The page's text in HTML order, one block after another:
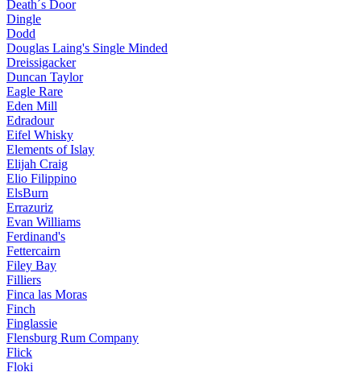
Death´s Door
Dingle
Dodd
Douglas Laing's Single Minded
Dreissigacker
Duncan Taylor
Eagle Rare
Eden Mill
Edradour
Eifel Whisky
Elements of Islay
Elijah Craig
Elio Filippino
ElsBurn
Errazuriz
Evan Williams
Ferdinand's
Fettercairn
Filey Bay
Filliers
Finca las Moras
Finch
Finglassie
Flensburg Rum Company
Flick
Floki